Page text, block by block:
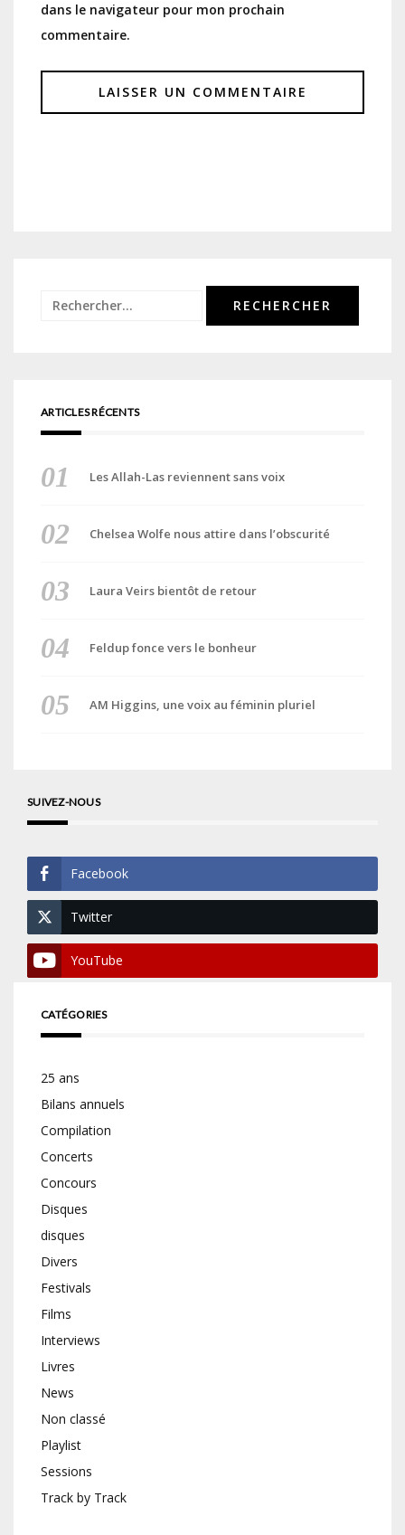
dans le navigateur pour mon prochain
commentaire.
Rechercher :
ARTICLES RÉCENTS
Les Allah-Las reviennent sans voix
Chelsea Wolfe nous attire dans l’obscurité
Laura Veirs bientôt de retour
Feldup fonce vers le bonheur
AM Higgins, une voix au féminin pluriel
SUIVEZ-NOUS
Facebook
Twitter
YouTube
CATÉGORIES
25 ans
Bilans annuels
Compilation
Concerts
Concours
Disques
disques
Divers
Festivals
Films
Interviews
Livres
News
Non classé
Playlist
Sessions
Track by Track